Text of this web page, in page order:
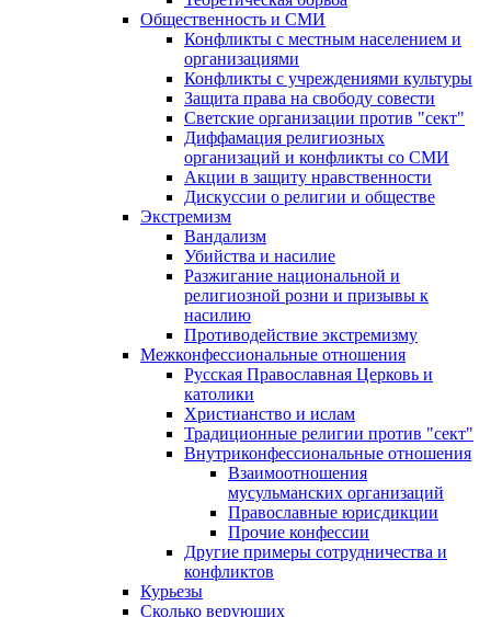
Общественность и СМИ
Конфликты с местным населением и
организациями
Конфликты с учреждениями культуры
Защита права на свободу совести
Светские организации против "сект"
Диффамация религиозных
организаций и конфликты со СМИ
Акции в защиту нравственности
Дискуссии о религии и обществе
Экстремизм
Вандализм
Убийства и насилие
Разжигание национальной и
религиозной розни и призывы к
насилию
Противодействие экстремизму
Межконфессиональные отношения
Русская Православная Церковь и
католики
Христианство и ислам
Традиционные религии против "сект"
Внутриконфессиональные отношения
Взаимоотношения
мусульманских организаций
Православные юрисдикции
Прочие конфессии
Другие примеры сотрудничества и
конфликтов
Курьезы
Сколько верующих